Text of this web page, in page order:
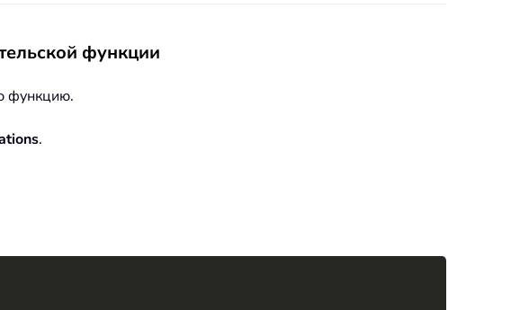
функции
функцию.
.